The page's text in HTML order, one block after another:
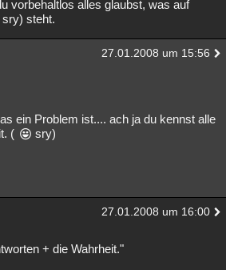
vorbehaltlos alles glaubst, was auf
steht.
27.01.2008 um 15:56
ein Problem ist.... ach ja du kennst alle
(
sry)
27.01.2008 um 16:00
+ die Wahrheit."